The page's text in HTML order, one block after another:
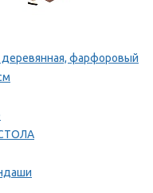
деревянная, фарфоровый